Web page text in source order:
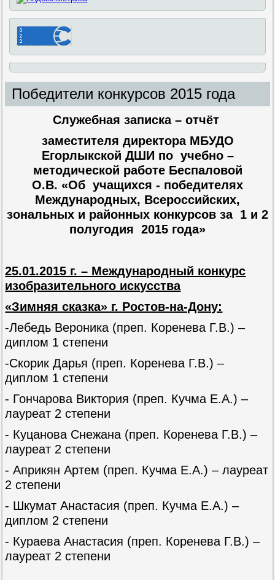
Победители конкурсов 2015 года
Служебная записка – отчёт
заместителя директора МБУДО
Егорлыкской ДШИ по учебно –
методической работе Беспаловой
О.В. «Об учащихся - победителях
Международных, Всероссийских,
зональных и районных конкурсов за 1 и 2
полугодия 2015 года»
25.01.2015 г. – Международный конкурс
изобразительного искусства
«Зимняя сказка» г. Ростов-на-Дону:
-Лебедь Вероника (преп. Коренева Г.В.) –
диплом 1 степени
-Скорик Дарья (преп. Коренева Г.В.) –
диплом 1 степени
- Гончарова Виктория (преп. Кучма Е.А.) –
лауреат 2 степени
- Куцанова Снежана (преп. Коренева Г.В.) –
лауреат 2 степени
- Априкян Артем (преп. Кучма Е.А.) – лауреат
2 степени
- Шкумат Анастасия (преп. Кучма Е.А.) –
диплом 2 степени
- Кураева Анастасия (преп. Коренева Г.В.) –
лауреат 2 степени